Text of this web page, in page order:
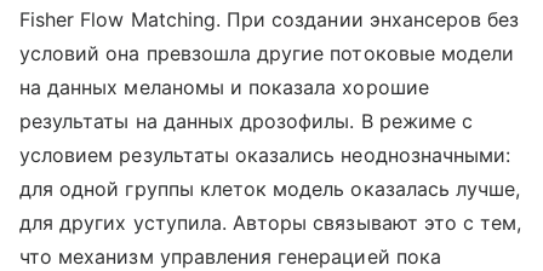
Fisher Flow Matching. При создании энхансеров без
условий она превзошла другие потоковые модели
на данных меланомы и показала хорошие
результаты на данных дрозофилы. В режиме с
условием результаты оказались неоднозначными:
для одной группы клеток модель оказалась лучше,
для других уступила. Авторы связывают это с тем,
что механизм управления генерацией пока